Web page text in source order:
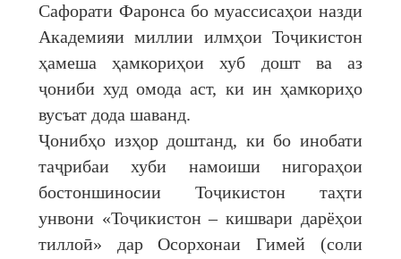
Сафорати Фаронса бо муассисаҳои назди
Академияи миллии илмҳои Тоҷикистон
ҳамеша ҳамкориҳои хуб дошт ва аз
ҷониби худ омода аст, ки ин ҳамкориҳо
вусъат дода шаванд.
Ҷонибҳо изҳор доштанд, ки бо инобати
таҷрибаи хуби намоиши нигораҳои
бостоншиносии Тоҷикистон таҳти
унвони «Тоҷикистон – кишвари дарёҳои
тиллоӣ» дар Осорхонаи Гимей (соли